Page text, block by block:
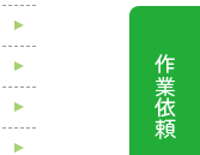
作業依頼